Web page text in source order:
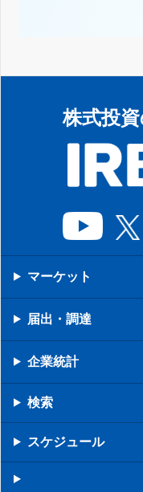
株式投資
マーケット
届出・調達
企業統計
検索
スケジュール